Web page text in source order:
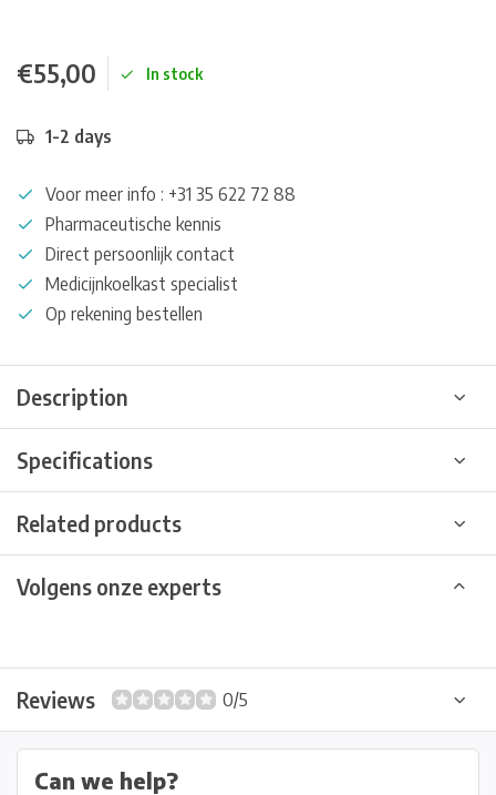
€55,00 In stock
1-2 days
Voor meer info : +31 35 622 72 88
Pharmaceutische kennis
Direct persoonlijk contact
Medicijnkoelkast specialist
Op rekening bestellen
Description
Specifications
Related products
Volgens onze experts
Reviews 0/5
Can we help?